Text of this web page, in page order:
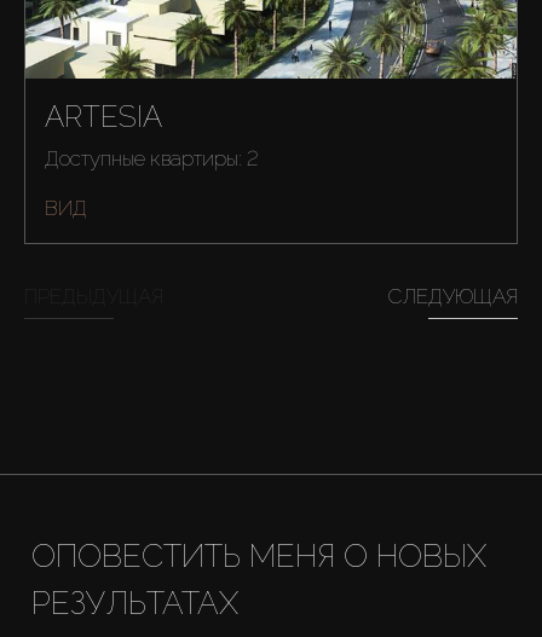
Продажа
Новостройки
AX Journal
ARTESIA
Доступные квартиры: 2
ВИД
СЛЕДУЮЩАЯ
ОПОВЕСТИТЬ МЕНЯ О НОВЫХ
РЕЗУЛЬТАТАХ